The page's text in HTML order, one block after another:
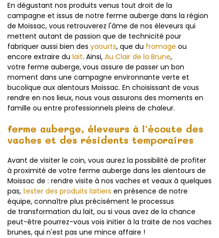
En dégustant nos produits venus tout droit de la
campagne et issus de notre ferme auberge dans la région
de Moissac, vous retrouverez l'âme de nos éleveurs qui
mettent autant de passion que de technicité pour
fabriquer aussi bien des yaourts, que du fromage ou
encore extraire du lait. Ainsi, Au Clair de la Brune,
votre ferme auberge,vous assure de passer un bon
moment dans une campagne environnante verte et
bucolique aux alentours Moissac. En choisissant de vous
rendre en nos lieux, nous vous assurons des moments en
famille ou entre professionnels pleins de chaleur.
ferme auberge, éleveurs à l'écoute des
vaches et des résidents temporaires
Avant de visiter le coin, vous aurez la possibilité de profiter
à proximité de votre ferme auberge dans les alentours de
Moissac de : rendre visite à nos vaches et veaux à quelques
pas, tester des produits laitiers en présence de notre
équipe, connaître plus précisément le processus
de transformation du lait, ou si vous avez de la chance
peut-être pourrez-vous vois initier à la traite de nos vaches
brunes, qui n'est pas une mince affaire !